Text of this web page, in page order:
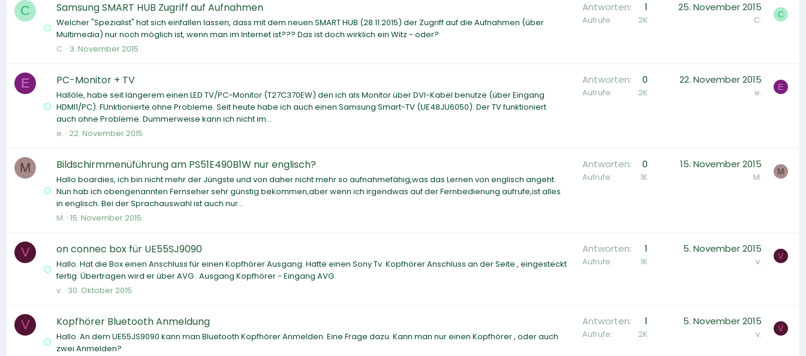
C Samsung SMART HUB Zugriff auf Aufnahmen
Welcher "Spezialist" hat sich einfallen lassen, dass mit dem neuen SMART HUB (28.11.2015) der Zugriff auf die Aufnahmen (über
Multimedia) nur noch möglich ist, wenn man im Internet ist??? Das ist doch wirklich ein Witz - oder?
C. 3. November 2015
Antworten 1
Aufrufe 2K
25. November 2015
C. C
E PC-Monitor + TV
Hallöle, habe seit längerem einen LED TV/PC-Monitor (T27C370EW) den ich als Monitor über DVI-Kabel benutze (über Eingang
HDMI1/PC). FUnktionierte ohne Probleme. Seit heute habe ich auch einen Samsung Smart-TV (UE48JU6050). Der TV funktioniert
auch ohne Probleme. Dummerweise kann ich nicht im...
e. 22. November 2015
Antworten 0
Aufrufe 2K
22. November 2015
e. E
M Bildschirmmenüführung am PS51E490B1W nur englisch?
Hallo boardies, ich bin nicht mehr der Jüngste und von daher nicht mehr so aufnahmefähig,was das Lernen von englisch angeht.
Nun hab ich obengenannten Fernseher sehr günstig bekommen,aber wenn ich irgendwas auf der Fernbedienung aufrufe,ist alles
in englisch. Bei der Sprachauswahl ist auch nur...
M. 15. November 2015
Antworten 0
Aufrufe 1K
15. November 2015
M. M
V on connec box für UE55SJ9090
Hallo. Hat die Box einen Anschluss für einen Kopfhörer Ausgang. Hatte einen Sony Tv. Kopfhörer Anschluss an der Seite , eingesteckt
fertig. Übertragen wird er über AVG . Ausgang Kopfhörer - Eingang AVG.
v. 30. Oktober 2015
Antworten 1
Aufrufe 1K
5. November 2015
v. V
V Kopfhörer Bluetooth Anmeldung
Hallo. An dem UE55JS9090 kann man Bluetooth Kopfhörer Anmelden. Eine Frage dazu. Kann man nur einen Kopfhörer , oder auch
zwei Anmelden?
Antworten 1
Aufrufe 2K
5. November 2015
v. V